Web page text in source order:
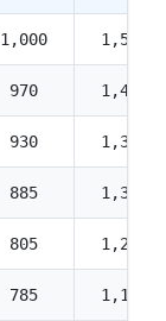
1,000 1,500
970 1,455
930 1,395
885 1,330
805 1,210
785 1,175